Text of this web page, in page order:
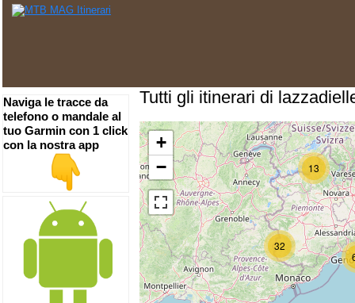
Tutti gli itinerari di
32
13
+
−
Naviga le tracce da
telefono o mandale al
tuo Garmin con 1 click
con la nostra app